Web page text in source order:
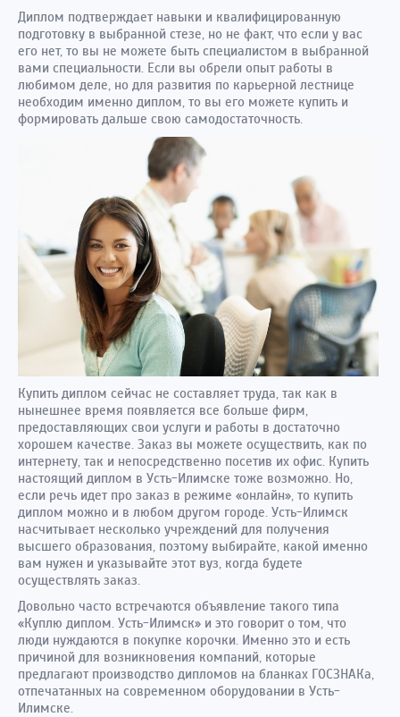
Диплом подтверждает навыки и квалифицированную
подготовку в выбранной стезе, но не факт, что если у вас
его нет, то вы не можете быть специалистом в выбранной
вами специальности. Если вы обрели опыт работы в
любимом деле, но для развития по карьерной лестнице
необходим именно диплом, то вы его можете купить и
формировать дальше свою самодостаточность.
Купить диплом сейчас не составляет труда, так как в
нынешнее время появляется все больше фирм,
предоставляющих свои услуги и работы в достаточно
хорошем качестве. Заказ вы можете осуществить, как по
интернету, так и непосредственно посетив их офис. Купить
настоящий диплом в Усть-Илимске тоже возможно. Но,
если речь идет про заказ в режиме «онлайн», то купить
диплом можно и в любом другом городе. Усть-Илимск
насчитывает несколько учреждений для получения
высшего образования, поэтому выбирайте, какой именно
вам нужен и указывайте этот вуз, когда будете
осуществлять заказ.
Довольно часто встречаются объявление такого типа
«Куплю диплом. Усть-Илимск» и это говорит о том, что
люди нуждаются в покупке корочки. Именно это и есть
причиной для возникновения компаний, которые
предлагают производство дипломов на бланках ГОСЗНАКа,
отпечатанных на современном оборудовании в Усть-
Илимске.